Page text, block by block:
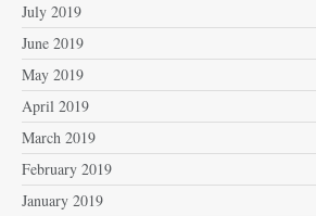
July 2019
June 2019
May 2019
April 2019
March 2019
February 2019
January 2019